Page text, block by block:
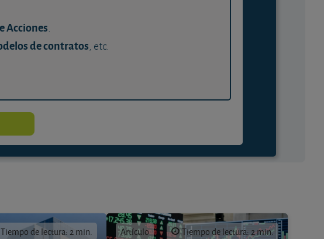
Acciones.
de contratos, etc.
Tiempo de lectura: 2 min. Artículo Tiempo de lectura: 2 min.